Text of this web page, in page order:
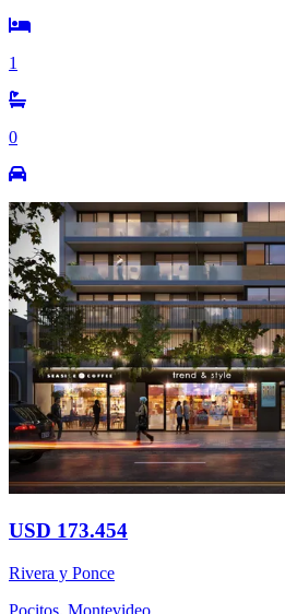
1
0
USD 173.454
Rivera y Ponce
Pocitos, Montevideo